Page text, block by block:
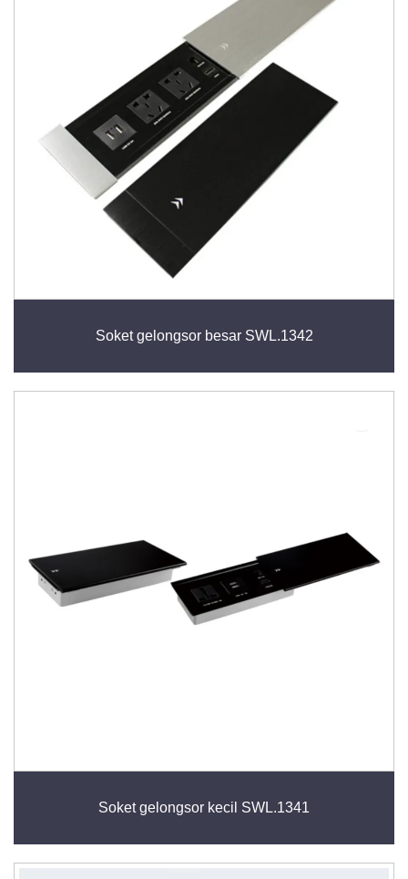
Soket gelongsor besar SWL.1342
Soket gelongsor kecil SWL.1341